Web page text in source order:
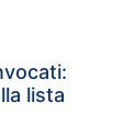
lista